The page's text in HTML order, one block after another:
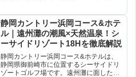
ートされたフラットなレイアウト、イン
コースはフェアウェ...
静岡カントリー浜岡コース&ホテ
ル｜遠州灘の潮風×天然温泉！シ
ーサイドリゾート18Hを徹底解説
静岡カントリー浜岡コース&ホテルは、
静岡県御前崎市に位置するシーサイドリ
ゾートゴルフ場です。遠州灘に面したリ